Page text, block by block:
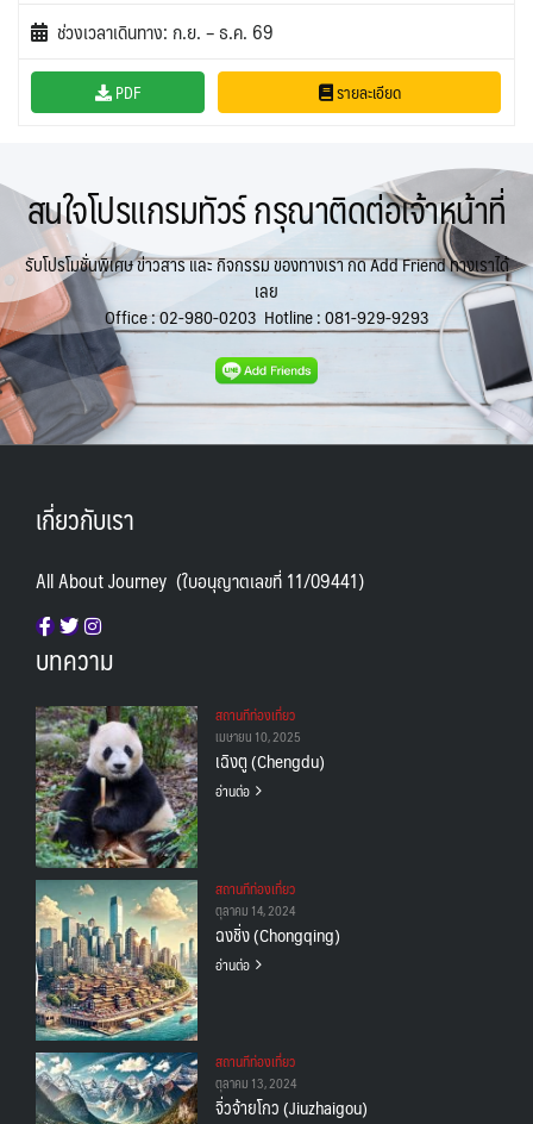
ช่วงเวลาเดินทาง: ก.ย. – ธ.ค. 69
PDF รายละเอียด
สนใจโปรแกรมทัวร์ กรุณาติดต่อเจ้าหน้าที่
รับโปรโมชั่นพิเศษ ข่าวสาร และ กิจกรรม ของทางเรา กด Add Friend ทางเราได้
เลย
Office :02-980-0203 Hotline :081-929-9293
เกี่ยวกับเรา
All About Journey (ใบอนุญาตเลขที่ 11/09441)
บทความ
สถานทีท่องเที่ยว
เมษายน 10, 2025
เฉิงตู (Chengdu)
อ่านต่อ
สถานทีท่องเที่ยว
ตุลาคม 14, 2024
ฉงชิ่ง (Chongqing)
อ่านต่อ
สถานทีท่องเที่ยว
ตุลาคม 13, 2024
จิ่วจ้ายโกว (Jiuzhaigou)